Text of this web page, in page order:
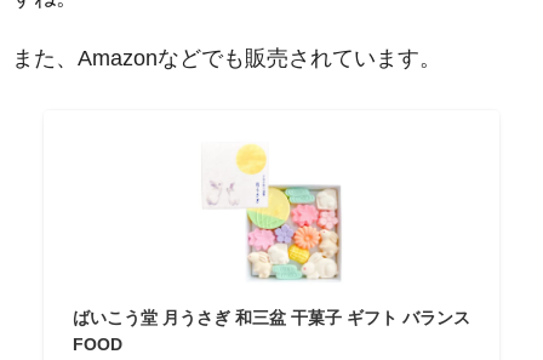
また、Amazonなどでも販売されています。
ばいこう堂 月うさぎ 和三盆 干菓子 ギフト バランス
FOOD